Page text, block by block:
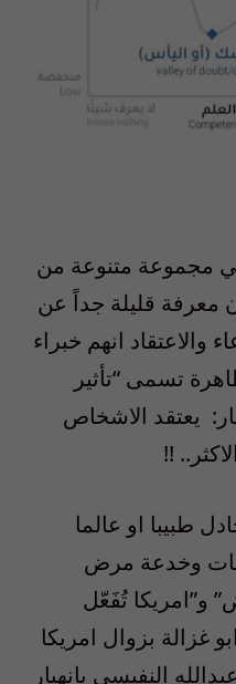
في مجموعة متنوعة من
معرفة قليلة جداً عن
والاعتقاد انهم خبراء
تسمى “تأثير
يعتقد الاشخاص
!!
طبيبا او عالما
وخدعة مرض
و”امريكا تُفَعّل
غزالة بزوال امريكا
عبدالله النفيسي بانهيار